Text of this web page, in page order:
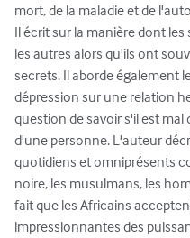
mort, de la maladie et de
Il écrit sur la manière dont
les autres alors qu'ils ont
secrets. Il aborde également
dépression sur une relation
question de savoir s'il est
d'une personne. L'auteur
quotidiens et omniprésents
noire, les musulmans, les
fait que les Africains
impressionnantes des